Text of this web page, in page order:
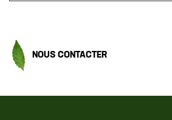
NOUS CONTACTER